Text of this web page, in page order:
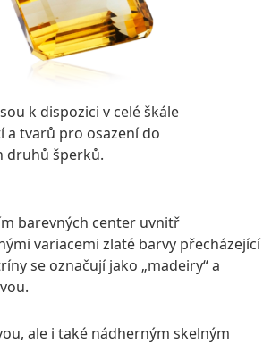
k dispozici v celé škále
a tvarů pro osazení do
druhů šperků.
barevných center uvnitř
variacemi zlaté barvy přecházející
se označují jako „madeiry“ a
ale i také nádherným skelným